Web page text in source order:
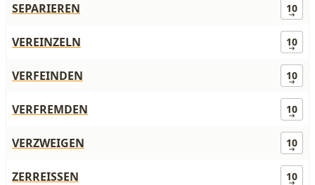
SEPARIEREN 10
VEREINZELN 10
VERFEINDEN 10
VERFREMDEN 10
VERZWEIGEN 10
ZERREISSEN 10